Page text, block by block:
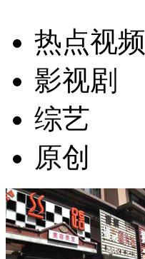
热点视频
影视剧
综艺
原创